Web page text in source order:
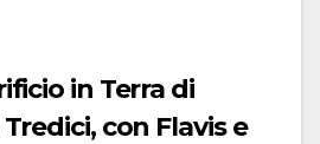
in Terra di
con Flavis e